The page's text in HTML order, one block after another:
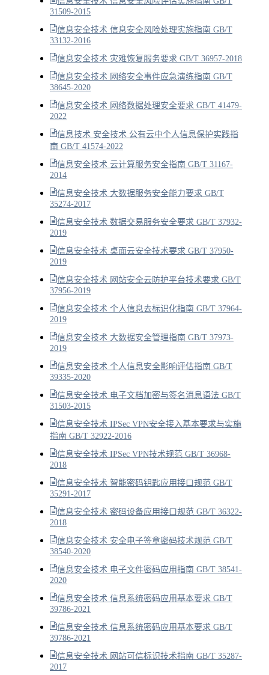
31509-2015
信息安全技术 信息安全风险处理实施指南 GB/T
33132-2016
信息安全技术 灾难恢复服务要求 GB/T 36957-2018
信息安全技术 网络安全事件应急演练指南 GB/T
38645-2020
信息安全技术 网络数据处理安全要求 GB/T 41479-
2022
信息技术 安全技术 公有云中个人信息保护实践指
南 GB/T 41574-2022
信息安全技术 云计算服务安全指南 GB/T 31167-
2014
信息安全技术 大数据服务安全能力要求 GB/T
35274-2017
信息安全技术 数据交易服务安全要求 GB/T 37932-
2019
信息安全技术 桌面云安全技术要求 GB/T 37950-
2019
信息安全技术 网站安全云防护平台技术要求 GB/T
37956-2019
信息安全技术 个人信息去标识化指南 GB/T 37964-
2019
信息安全技术 大数据安全管理指南 GB/T 37973-
2019
信息安全技术 个人信息安全影响评估指南 GB/T
39335-2020
信息安全技术 电子文档加密与签名消息语法 GB/T
31503-2015
信息安全技术 IPSec VPN安全接入基本要求与实施
指南 GB/T 32922-2016
信息安全技术 IPSec VPN技术规范 GB/T 36968-
2018
信息安全技术 智能密码钥匙应用接口规范 GB/T
35291-2017
信息安全技术 密码设备应用接口规范 GB/T 36322-
2018
信息安全技术 安全电子签章密码技术规范 GB/T
38540-2020
信息安全技术 电子文件密码应用指南 GB/T 38541-
2020
信息安全技术 信息系统密码应用基本要求 GB/T
39786-2021
信息安全技术 信息系统密码应用基本要求 GB/T
39786-2021
信息安全技术 网站可信标识技术指南 GB/T 35287-
2017